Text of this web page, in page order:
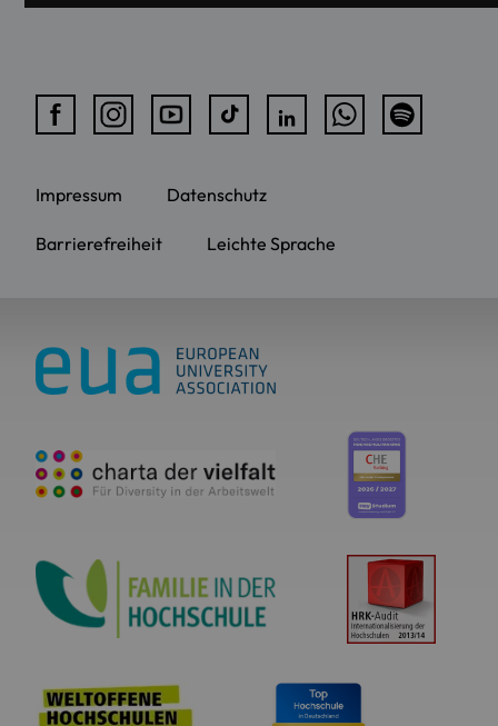
Impressum Datenschutz
Barrierefreiheit Leichte Sprache